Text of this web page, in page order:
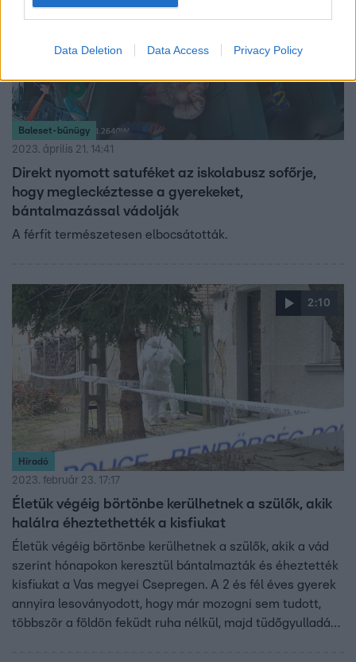
Data Deletion Data Access Privacy Policy
Baleset-bűnügy
2023. április 21. 14:41
Direkt nyomott satuféket az iskolabusz sofőrje,
hogy megleckéztesse a gyerekeket,
bántalmazással vádolják
A férfit természetesen elbocsátották.
2:10
Híradó
2023. február 23. 17:17
Életük végéig börtönbe kerülhetnek a szülők, akik
halálra éheztethették a kisfiukat
Életük végéig börtönbe kerülhetnek a szülők, akik a vád
szerint hónapokon keresztül bántalmazták és éheztették
kisfiukat a Vas megyei Csepregen. A 2 és fél éves gyerek
annyira lesoványodott, hogy már mozogni sem tudott,
többször a földön feküdt ruha nélkül, majd tüdőgyulladást